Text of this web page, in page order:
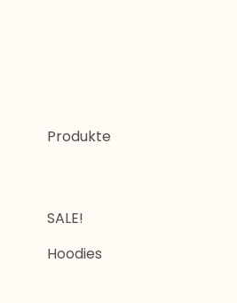
Produkte
SALE!
Hoodies